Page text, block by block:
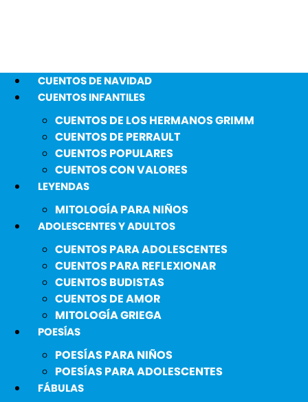
CUENTOS DE NAVIDAD
CUENTOS INFANTILES
CUENTOS DE LOS HERMANOS GRIMM
CUENTOS DE PERRAULT
CUENTOS POPULARES
CUENTOS CON VALORES
LEYENDAS
MITOLOGÍA PARA NIÑOS
ADOLESCENTES Y ADULTOS
CUENTOS PARA ADOLESCENTES
CUENTOS PARA REFLEXIONAR
CUENTOS BUDISTAS
CUENTOS DE AMOR
MITOLOGÍA GRIEGA
POESÍAS
POESÍAS PARA NIÑOS
POESÍAS PARA ADOLESCENTES
FÁBULAS